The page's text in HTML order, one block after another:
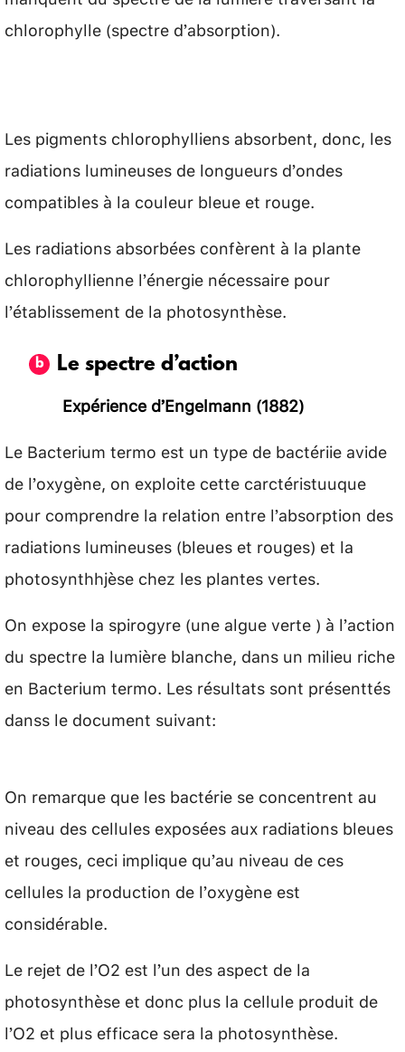
chlorophylle (spectre d’absorption).
Les pigments chlorophylliens absorbent, donc, les
radiations lumineuses de longueurs d’ondes
compatibles à la couleur bleue et rouge.
Les radiations absorbées confèrent à la plante
chlorophyllienne l’énergie nécessaire pour
l’établissement de la photosynthèse.
Le spectre d’action
Expérience d’Engelmann (1882)
Le Bacterium termo est un type de bactériie avide
de l’oxygène, on exploite cette carctéristuuque
pour comprendre la relation entre l’absorption des
radiations lumineuses (bleues et rouges) et la
photosynthhjèse chez les plantes vertes.
On expose la spirogyre (une algue verte ) à l’action
du spectre la lumière blanche, dans un milieu riche
en Bacterium termo. Les résultats sont présenttés
danss le document suivant:
On remarque que les bactérie se concentrent au
niveau des cellules exposées aux radiations bleues
et rouges, ceci implique qu’au niveau de ces
cellules la production de l’oxygène est
considérable.
Le rejet de l’O2 est l’un des aspect de la
photosynthèse et donc plus la cellule produit de
l’O2 et plus efficace sera la photosynthèse.